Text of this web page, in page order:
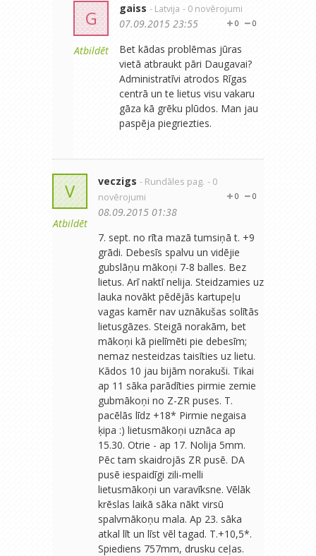
G
Atbildēt
gaiss - Latvija - 0 novērojumi
0
0
07.09.2015 23:55
Bet kādas problēmas jūras
vietā atbraukt pāri Daugavai?
Administratīvi atrodos Rīgas
centrā un te lietus visu vakaru
gāza kā grēku plūdos. Man jau
paspēja piegriezties.
V
Atbildēt
veczigs - Rundāles pag. - 0
novērojumi
0
0
08.09.2015 01:38
7. sept. no rīta mazā tumsiņā t. +9
grādi. Debesīs spalvu un vidējie
gubslāņu mākoņi 7-8 balles. Bez
lietus. Arī naktī nelija. Steidzamies uz
lauka novākt pēdējās kartupeļu
vagas kamēr nav uznākušas solītās
lietusgāzes. Steigā norakām, bet
mākoņi kā pielīmēti pie debesīm;
nemaz nesteidzas taisīties uz lietu.
Kādos 10 jau bijām norakuši. Tikai
ap 11 sāka parādīties pirmie zemie
gubmākoņi no Z-ZR puses. T.
pacēlās līdz +18* Pirmie negaisa
ķipa :) lietusmākoņi uznāca ap
15.30. Otrie - ap 17. Nolija 5mm.
Pēc tam skaidrojās ZR pusē. DA
pusē iespaidīgi zili-melli
lietusmākoņi un varavīksne. Vēlāk
krēslas laikā sāka nākt virsū
spalvmākoņu mala. Ap 23. sāka
atkal līt un līst vēl tagad. T.+10,5*.
Spiediens 757mm, drusku ceļas.